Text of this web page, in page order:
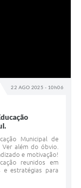
22 AGO 2025 - 10h06
Municipal de
além do óbvio.
e motivação!
reunidos em
e estratégias para